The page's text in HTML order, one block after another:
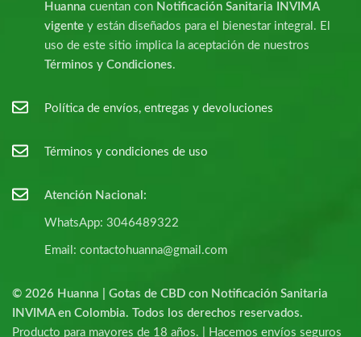
Huanna cuentan con Notificación Sanitaria INVIMA
vigente y están diseñados para el bienestar integral. El
uso de este sitio implica la aceptación de nuestros
Términos y Condiciones.
Política de envíos, entregas y devoluciones
Términos y condiciones de uso
Atención Nacional:
WhatsApp: 3046489322
Email: contactohuanna@gmail.com
© 2026 Huanna | Gotas de CBD con Notificación Sanitaria
INVIMA en Colombia. Todos los derechos reservados.
Producto para mayores de 18 años. | Hacemos envíos seguros